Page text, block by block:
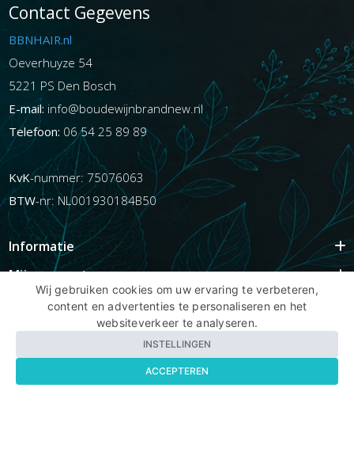
Contact Gegevens
BBNHAIR.nl
Oeverhuyze 54
5221 PS Den Bosch
E-mail: info@boudewijnbrandnew.nl
Telefoon: 06 54 25 89 89
KvK-nummer: 75076063
BTW-nr: NL001930184B50
Informatie
Mijn account
Populaire Tags
Wij gebruiken cookies om uw ervaring te verbeteren,
content en advertenties te personaliseren en het
websiteverkeer te analyseren.
INSTELLINGEN
ACCEPTEREN